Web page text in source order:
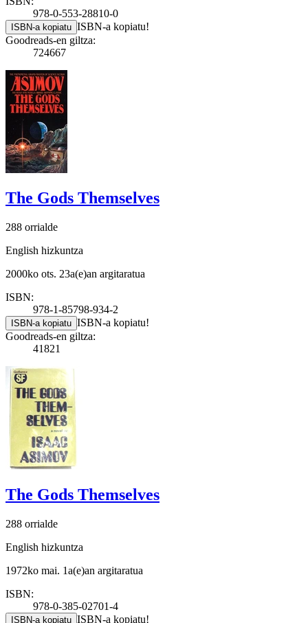
978-0-553-28810-0
ISBN-a kopiatu ISBN-a kopiatu!
Goodreads-en giltza:
724667
The Gods Themselves
288 orrialde
English hizkuntza
2000ko ots. 23a(e)an argitaratua
ISBN:
978-1-85798-934-2
ISBN-a kopiatu ISBN-a kopiatu!
Goodreads-en giltza:
41821
The Gods Themselves
288 orrialde
English hizkuntza
1972ko mai. 1a(e)an argitaratua
ISBN:
978-0-385-02701-4
ISBN-a kopiatu ISBN-a kopiatu!